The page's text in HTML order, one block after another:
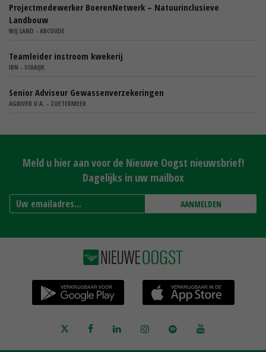
Projectmedewerker BoerenNetwerk – Natuurinclusieve
Landbouw
WIJ.LAND - ABCOUDE
Teamleider instroom kwekerij
IBN - SCHAIJK
Senior Adviseur Gewassenverzekeringen
AGRIVER U.A. - ZOETERMEER
Meld u hier aan voor de Nieuwe Oogst nieuwsbrief!
Dagelijks in uw mailbox
AANMELDEN